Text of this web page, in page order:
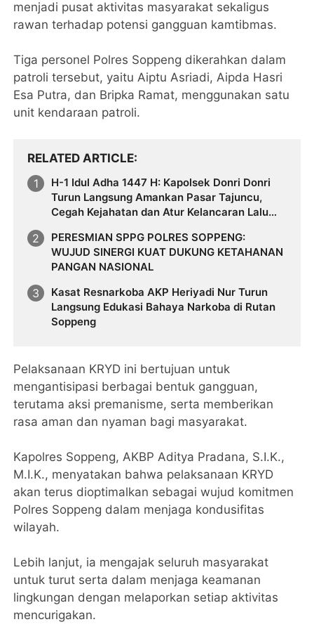
menjadi pusat aktivitas masyarakat sekaligus
rawan terhadap potensi gangguan kamtibmas.
Tiga personel Polres Soppeng dikerahkan dalam
patroli tersebut, yaitu Aiptu Asriadi, Aipda Hasri
Esa Putra, dan Bripka Ramat, menggunakan satu
unit kendaraan patroli.
RELATED ARTICLE
H-1 Idul Adha 1447 H: Kapolsek Donri Donri
Turun Langsung Amankan Pasar Tajuncu,
Cegah Kejahatan dan Atur Kelancaran Lalu
PERESMIAN SPPG POLRES SOPPENG:
WUJUD SINERGI KUAT DUKUNG KETAHANAN
PANGAN NASIONAL
Kasat Resnarkoba AKP Heriyadi Nur Turun
Langsung Edukasi Bahaya Narkoba di Rutan
Soppeng
Pelaksanaan KRYD ini bertujuan untuk
mengantisipasi berbagai bentuk gangguan,
terutama aksi premanisme, serta memberikan
rasa aman dan nyaman bagi masyarakat.
Kapolres Soppeng, AKBP Aditya Pradana, S.I.K.,
M.I.K., menyatakan bahwa pelaksanaan KRYD
akan terus dioptimalkan sebagai wujud komitmen
Polres Soppeng dalam menjaga kondusifitas
wilayah.
Lebih lanjut, ia mengajak seluruh masyarakat
untuk turut serta dalam menjaga keamanan
lingkungan dengan melaporkan setiap aktivitas
mencurigakan.